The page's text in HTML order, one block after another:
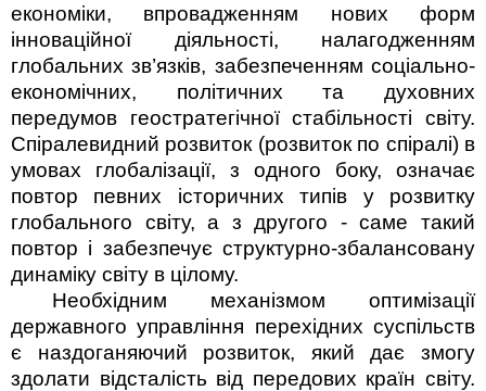
економіки, впровадженням нових форм
інноваційної діяльності, налагодженням
глобальних зв’язків, забезпеченням соціально-
економічних, політичних та духовних
передумов геостратегічної стабільності світу.
Спіралевидний розвиток (розвиток по спіралі) в
умовах глобалізації, з одного боку, означає
повтор певних історичних типів у розвитку
глобального світу, а з другого - саме такий
повтор і забезпечує структурно-збалансовану
динаміку світу в цілому.
Необхідним механізмом оптимізації
державного управління перехідних суспільств
є наздоганяючий розвиток, який дає змогу
здолати відсталість від передових країн світу.